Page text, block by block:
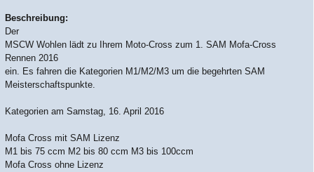
Beschreibung:
Der
MSCW Wohlen lädt zu Ihrem Moto-Cross zum 1. SAM Mofa-Cross
Rennen 2016
ein. Es fahren die Kategorien M1/M2/M3 um die begehrten SAM
Meisterschaftspunkte.
Kategorien am Samstag, 16. April 2016
Mofa Cross mit SAM Lizenz
M1 bis 75 ccm M2 bis 80 ccm M3 bis 100ccm
Mofa Cross ohne Lizenz